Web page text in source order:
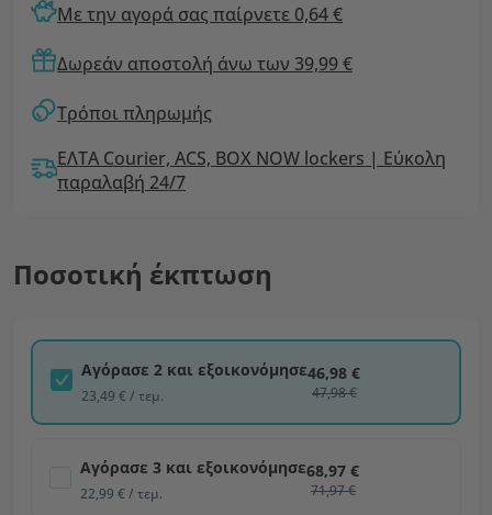
Με την αγορά σας παίρνετε 0,64 €
Δωρεάν αποστολή άνω των 39,99 €
Τρόποι πληρωμής
ΕΛΤΑ Courier, ACS, BOX NOW lockers | Εύκολη
παραλαβή 24/7
Ποσοτική έκπτωση
Αγόρασε 2 και εξοικονόμησε
23,49 € / τεμ.
46,98 €
47,98 €
Αγόρασε 3 και εξοικονόμησε
22,99 € / τεμ.
68,97 €
71,97 €